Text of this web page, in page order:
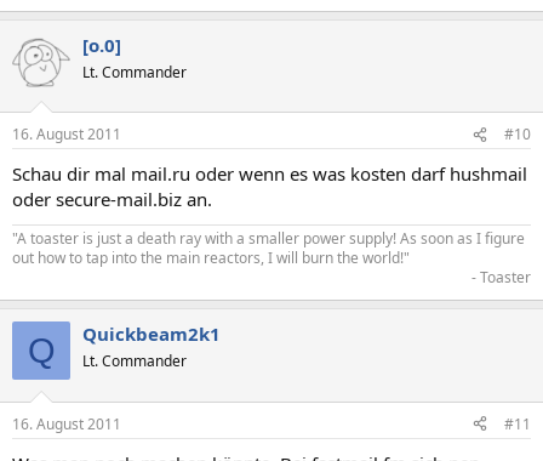
[o.0]
Lt. Commander
16. August 2011 #10
Schau dir mal mail.ru oder wenn es was kosten darf hushmail
oder secure-mail.biz an.
"A toaster is just a death ray with a smaller power supply! As soon as I figure
out how to tap into the main reactors, I will burn the world!"
- Toaster​
Q Quickbeam2k1
Lt. Commander
16. August 2011 #11